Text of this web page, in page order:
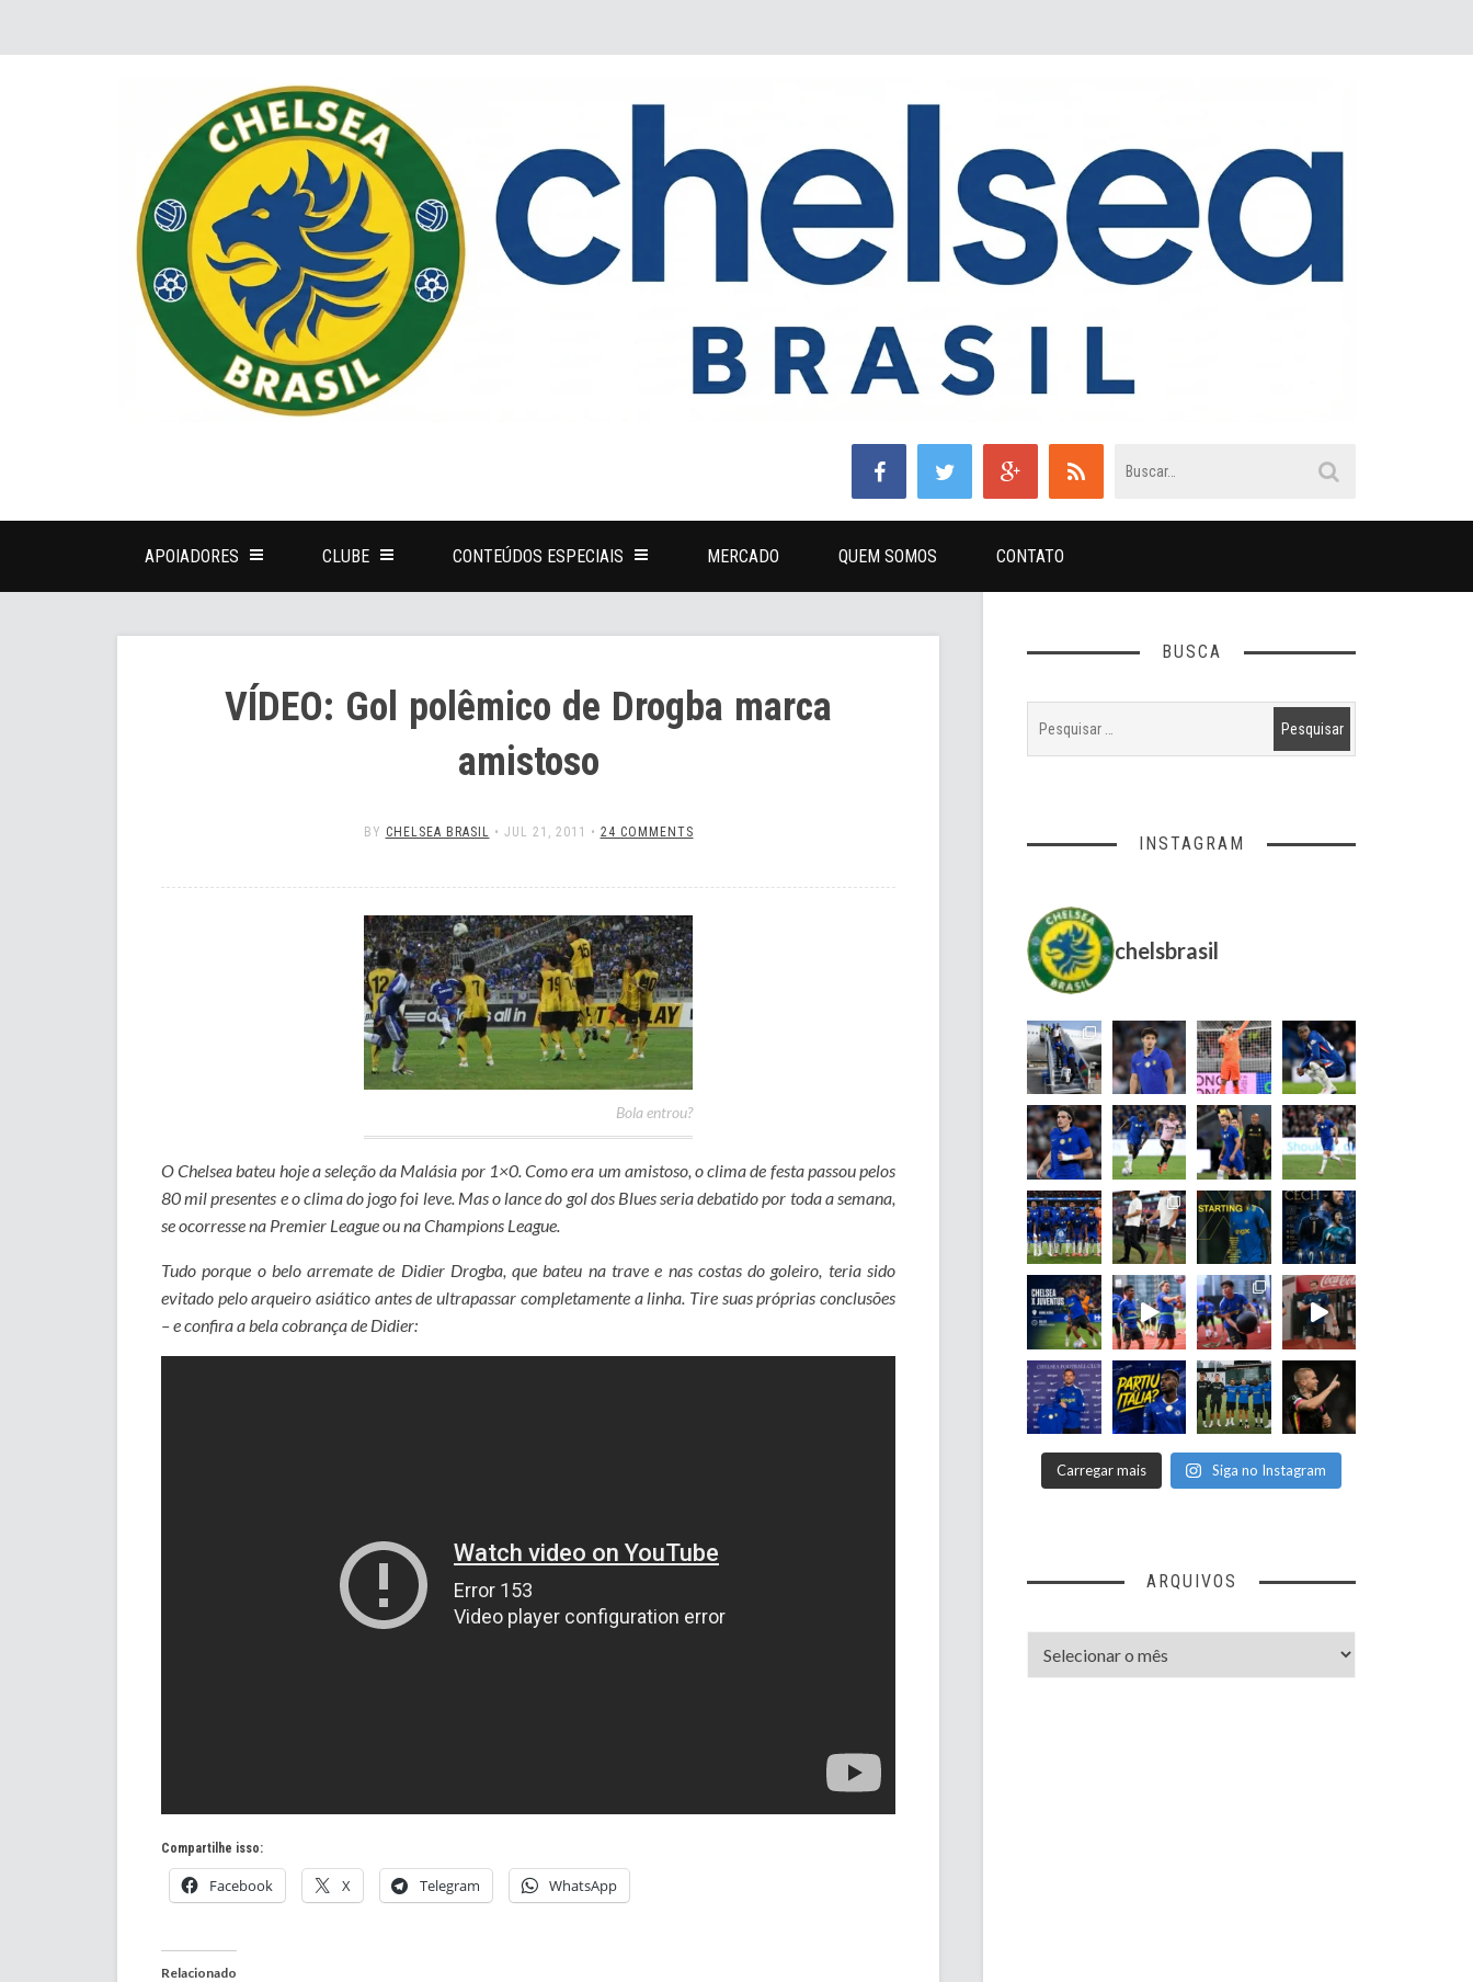
APOIADORES CLUBE CONTEÚDOS ESPECIAIS MERCADO QUEM SOMOS CONTATO
VÍDEO: Gol polêmico de Drogba marca
amistoso
BY CHELSEA BRASIL • JUL 21, 2011 • 24 COMMENTS
Bola entrou?
O Chelsea bateu hoje a seleção da Malásia por 1×0. Como era um amistoso, o clima de festa passou pelos
80 mil presentes e o clima do jogo foi leve. Mas o lance do gol dos Blues seria debatido por toda a semana,
se ocorresse na Premier League ou na Champions League.
Tudo porque o belo arremate de Didier Drogba, que bateu na trave e nas costas do goleiro, teria sido
evitado pelo arqueiro asiático antes de ultrapassar completamente a linha. Tire suas próprias conclusões
– e confira a bela cobrança de Didier:
Compartilhe isso:
Facebook X Telegram WhatsApp
Relacionado
BUSCA
INSTAGRAM
chelsbrasil
Carregar mais Siga no Instagram
ARQUIVOS